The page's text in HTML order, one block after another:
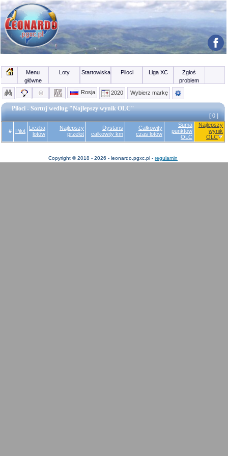
Menu
główne
Loty Startowiska Piloci Liga XC
Zgłoś
problem
Rosja
2020 Wybierz markę
Piloci - Sortuj według "Najlepszy wynik OLC"
[ 0 ]
# Pilot
Liczba
lotów
Najlepszy
przelot
Dystans
całkowity km
Całkowity
czas lotów
Suma
punktów
OLC
Najlepszy
wynik
OLC
Copyright © 2018 - 2026 - leonardo.pgxc.pl - regulamin